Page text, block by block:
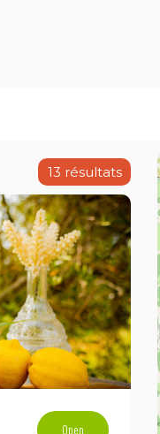
13 résultats
Open